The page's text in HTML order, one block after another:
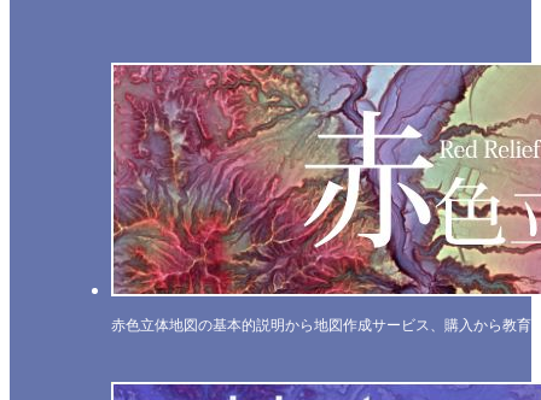
赤色立体地図の基本的説明から地図作成サービス、購入から教育